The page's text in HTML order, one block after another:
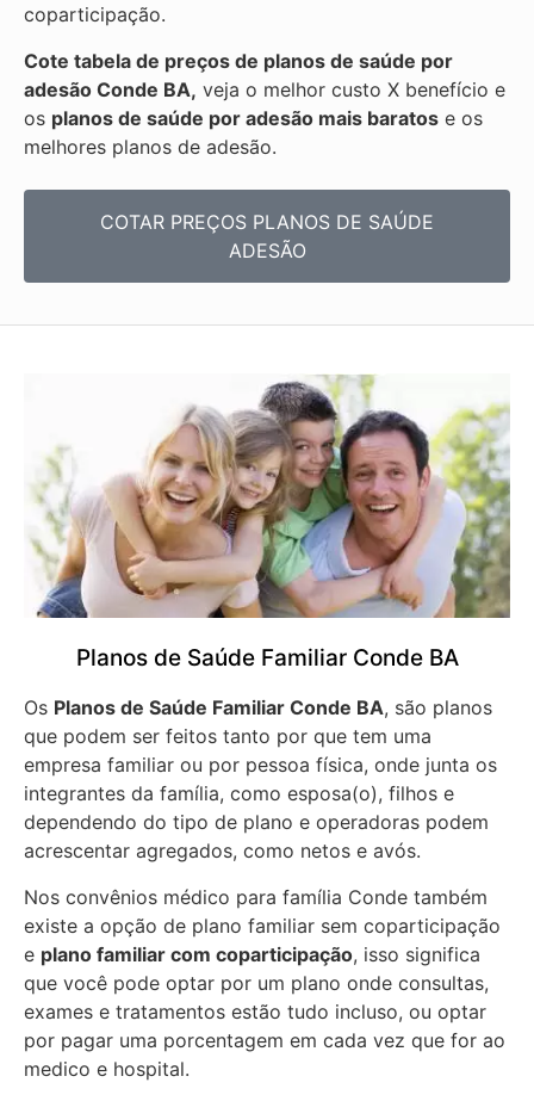
coparticipação.
Cote tabela de preços de planos de saúde por
adesão Conde BA, veja o melhor custo X benefício e
os planos de saúde por adesão mais baratos e os
melhores planos de adesão.
COTAR PREÇOS PLANOS DE SAÚDE
ADESÃO
Planos de Saúde Familiar Conde BA
Os Planos de Saúde Familiar Conde BA, são planos
que podem ser feitos tanto por que tem uma
empresa familiar ou por pessoa física, onde junta os
integrantes da família, como esposa(o), filhos e
dependendo do tipo de plano e operadoras podem
acrescentar agregados, como netos e avós.
Nos convênios médico para família Conde também
existe a opção de plano familiar sem coparticipação
e plano familiar com coparticipação, isso significa
que você pode optar por um plano onde consultas,
exames e tratamentos estão tudo incluso, ou optar
por pagar uma porcentagem em cada vez que for ao
medico e hospital.